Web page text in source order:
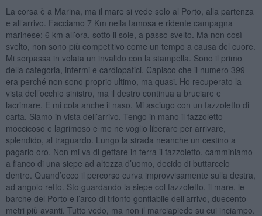
La corsa è a Marina, ma il mare si vede solo al Porto, alla partenza
e all’arrivo. Facciamo 7 Km nella famosa e ridente campagna
marinese: 6 km all’ora, sotto il sole, a passo svelto. Ma non così
svelto, non sono più competitivo come un tempo a causa del cuore.
Mi sorpassa in volata un invalido con la stampella. Sono il primo
della categoria, infermi e cardiopatici. Capisco che il numero 399
era perché non sono proprio ultimo, ma quasi. Ho recuperato la
vista dell’occhio sinistro, ma il destro continua a bruciare e
lacrimare. E mi cola anche il naso. Mi asciugo con un fazzoletto di
carta. Siamo in vista dell’arrivo. Tengo in mano il fazzoletto
moccicoso e lagrimoso e me ne voglio liberare per arrivare,
splendido, al traguardo. Lungo la strada neanche un cestino a
pagarlo oro. Non mi va di gettare in terra il fazzoletto, camminiamo
a fianco di una siepe ad altezza d’uomo, decido di buttarcelo
dentro. Quand’ecco il percorso curva improvvisamente sulla destra,
ad angolo retto. Sto guardando la siepe col fazzoletto, il mare, le
barche del Porto e l’arco di trionfo gonfiabile dell’arrivo, duecento
metri più avanti. Tutto vedo, ma non il marciapiede su cui inciampo.